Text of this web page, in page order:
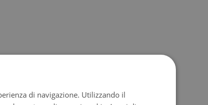
di navigazione. Utilizzando il